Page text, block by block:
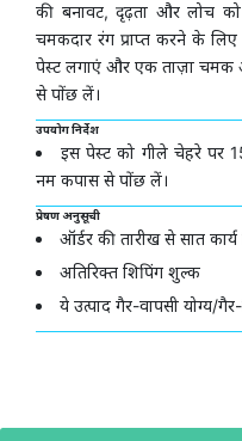
की बनावट, दृढ़ता और लोच
चमकदार रंग प्राप्त करने के
पेस्ट लगाएं और एक ताज़ा चमक
से पोंछ लें।
उपयोग निर्देश
इस पेस्ट को गीले चेहरे पर
नम कपास से पोंछ लें।
प्रेषण अनुसूची
ऑर्डर की तारीख से सात
अतिरिक्त शिपिंग शुल्क
ये उत्पाद गैर-वापसी योग्य/